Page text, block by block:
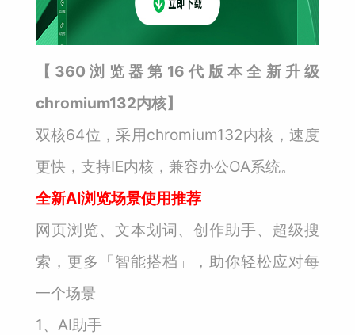
【360浏览器第16代版本全新升级
chromium132内核】
双核64位，采用chromium132内核，速度
更快，支持IE内核，兼容办公OA系统。
全新AI浏览场景使用推荐
网页浏览、文本划词、创作助手、超级搜
索，更多「智能搭档」，助你轻松应对每
一个场景
1、AI助手